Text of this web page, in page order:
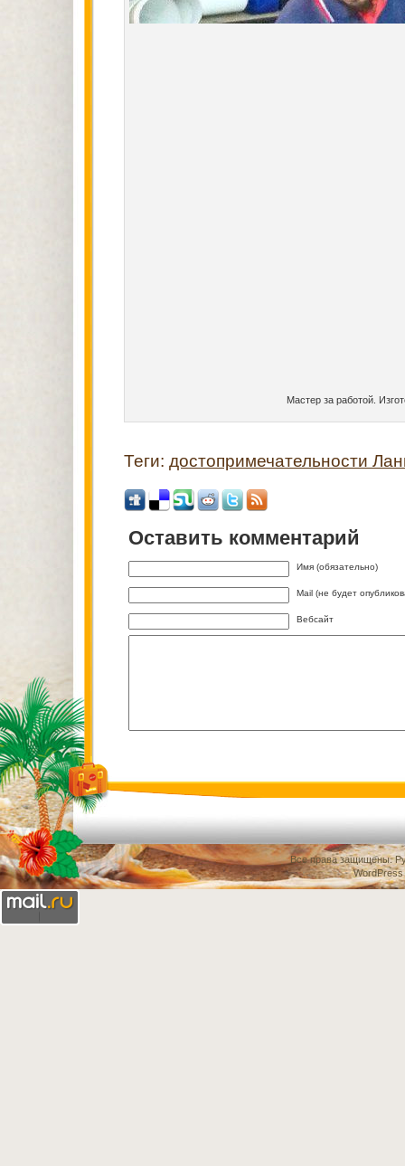
Мастер за работой.
Теги: достопримечательности
Оставить комментарий
Имя (обязательно)
Mail (не будет
Вебсайт
Все права защищены.